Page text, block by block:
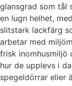
glansgrad som tål
en lugn helhet,
slitstark lackfärg
arbetar med
frisk inomhusmiljö
hur de upplevs i
spegeldörrar eller